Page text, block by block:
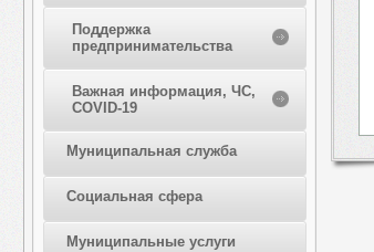
Поддержка
предпринимательства
Важная информация, ЧС,
COVID-19
Муниципальная служба
Социальная сфера
Муниципальные услуги